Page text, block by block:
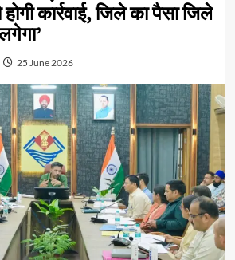
कार्रवाई, जिले का पैसा जिले
25 June 2026